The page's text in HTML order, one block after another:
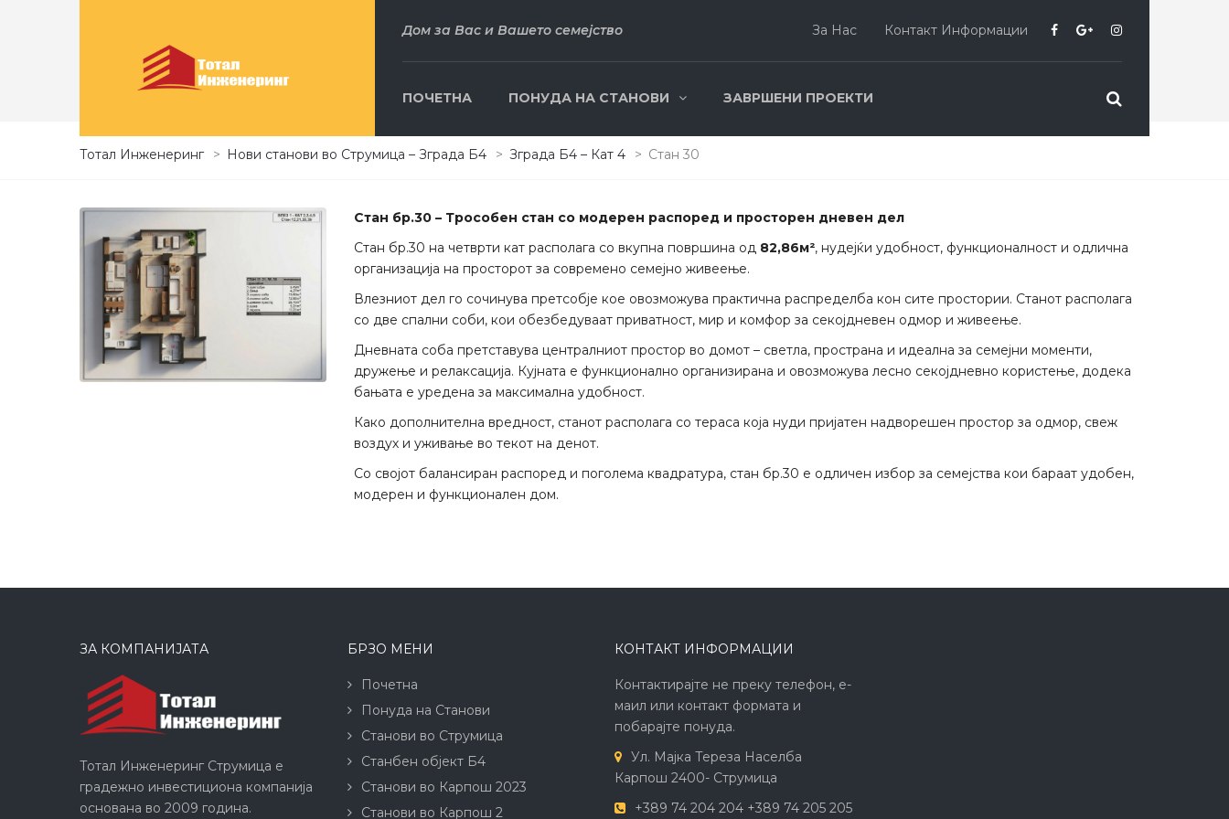
Дом за Вас и Вашето семејство За Нас Контакт Информации
ПОЧЕТНА ПОНУДА НА СТАНОВИ ЗАВРШЕНИ ПРОЕКТИ
СТАН 30
Тотал Инженеринг > Нови станови во Струмица – Зграда Б4 > Зграда Б4 – Кат 4 > Стан 30
Стан бр.30 – Трособен стан со модерен распоред и просторен дневен дел
Стан бр.30 на четврти кат располага со вкупна површина од 82,86м², нудејќи удобност, функционалност и одлична
организација на просторот за современо семејно живеење.
Влезниот дел го сочинува претсобје кое овозможува практична распределба кон сите простории. Станот располага
со две спални соби, кои обезбедуваат приватност, мир и комфор за секојдневен одмор и живеење.
Дневната соба претставува централниот простор во домот – светла, пространа и идеална за семејни моменти,
дружење и релаксација. Кујната е функционално организирана и овозможува лесно секојдневно користење, додека
бањата е уредена за максимална удобност.
Како дополнителна вредност, станот располага со тераса која нуди пријатен надворешен простор за одмор, свеж
воздух и уживање во текот на денот.
Со својот балансиран распоред и поголема квадратура, стан бр.30 е одличен избор за семејства кои бараат удобен,
модерен и функционален дом.
ЗА КОМПАНИЈАТА
Тотал Инженеринг Струмица е
градежно инвестициона компанија
основана во 2009 година.
БРЗО МЕНИ
Почетна
Понуда на Станови
Станови во Струмица
Станбен објект Б4
Станови во Карпош 2023
Станови во Карпош 2
КОНТАКТ ИНФОРМАЦИИ
Контактирајте не преку телефон, е-
маил или контакт формата и
побарајте понуда.
Ул. Мајка Тереза Населба
Карпош 2400- Струмица
+389 74 204 204 +389 74 205 205